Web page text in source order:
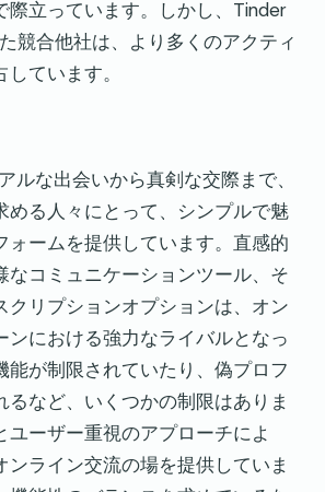
際立っています。しかし、Tinder
競合他社は、より多くのアクティ
ています。
ルな出会いから真剣な交際まで、
める人々にとって、シンプルで魅
ォームを提供しています。直感的
なコミュニケーションツール、そ
クリプションオプションは、オン
ンにおける強力なライバルとなっ
能が制限されていたり、偽プロフ
るなど、いくつかの制限はありま
ユーザー重視のアプローチによ
ンライン交流の場を提供していま